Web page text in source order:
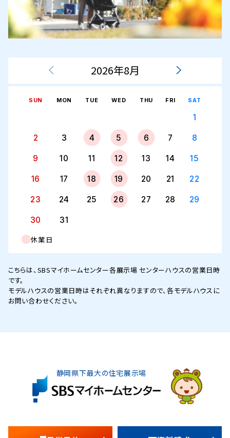
2026年8月
SUN MON TUE WED THU FRI SAT
1
2 3 4 5 6 7 8
9 10 11 12 13 14 15
16 17 18 19 20 21 22
23 24 25 26 27 28 29
30 31
休業日
こちらは、SBSマイホームセンター各展示場 センターハウスの営業日時
です。
モデルハウスの営業日時はそれぞれ異なりますので、各モデルハウスに
お問い合わせください。
静岡県下最大の住宅展示場